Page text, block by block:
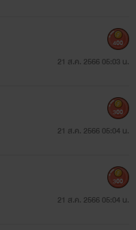
จริตขอให้กดปิดทันทีจะได้
ด้วยค่ะ
ญัติลิขสิทธิ์ ห้ามบุคคลใด
นี้โดยเด็ดขาด
21 ส.ค. 2566 05:03 น.
400
21 ส.ค. 2566 05:04 น.
300
21 ส.ค. 2566 05:04 น.
300